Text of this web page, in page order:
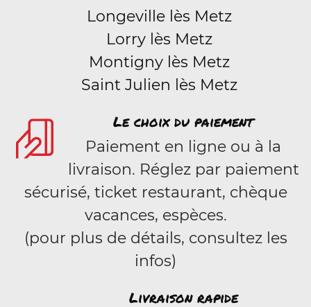
Longeville lès Metz
Lorry lès Metz
Montigny lès Metz
Saint Julien lès Metz
Le choix du paiement
Paiement en ligne ou à la
livraison. Réglez par paiement
sécurisé, ticket restaurant, chèque
vacances, espèces.
(pour plus de détails, consultez les
infos)
Livraison rapide